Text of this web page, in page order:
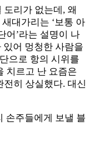
리가 없는데, 왜
대가리는 ‘보통 아
어’라는 설명이 나
있어 멍청한 사람을
으로 항의 시위를
치르고 난 요즘은
히 상실했다. 대신
손주들에게 보낼 블